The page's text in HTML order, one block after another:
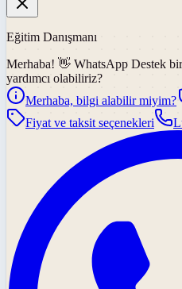
Eğitim Danışmanı
Merhaba! 👋 WhatsApp Destek
yardımcı olabiliriz?
Merhaba, bilgi alabilir miyim?
Fiyat ve taksit seçenekleri